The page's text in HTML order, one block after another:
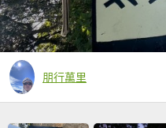
朋行萬里